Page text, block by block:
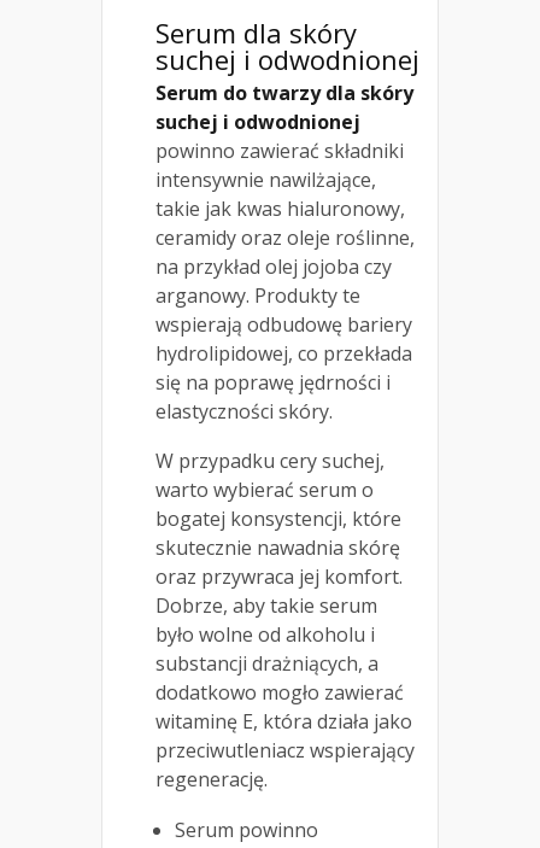
Serum dla skóry
suchej i odwodnionej
Serum do twarzy dla skóry
suchej i odwodnionej
powinno zawierać składniki
intensywnie nawilżające,
takie jak kwas hialuronowy,
ceramidy oraz oleje roślinne,
na przykład olej jojoba czy
arganowy. Produkty te
wspierają odbudowę bariery
hydrolipidowej, co przekłada
się na poprawę jędrności i
elastyczności skóry.
W przypadku cery suchej,
warto wybierać serum o
bogatej konsystencji, które
skutecznie nawadnia skórę
oraz przywraca jej komfort.
Dobrze, aby takie serum
było wolne od alkoholu i
substancji drażniących, a
dodatkowo mogło zawierać
witaminę E, która działa jako
przeciwutleniacz wspierający
regenerację.
Serum powinno